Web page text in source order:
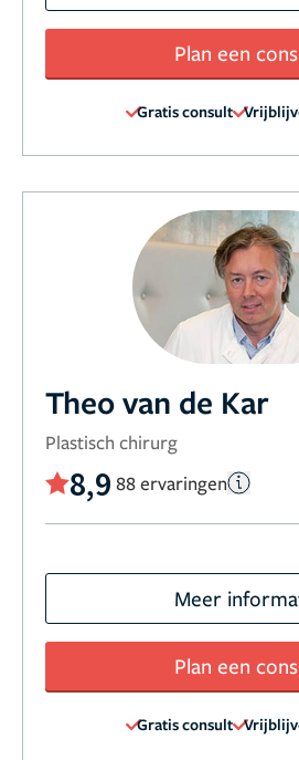
Plan een
Gratis consult
Theo van de Kar
Plastisch chirurg
8,9 88 ervaringen
Meer
Plan een
Gratis consult